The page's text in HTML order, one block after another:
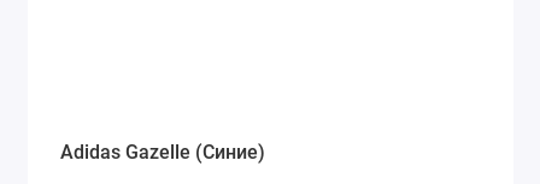
Adidas Gazelle (Синие)